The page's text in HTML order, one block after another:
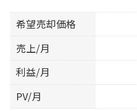
希望売却価格
売上/月
利益/月
PV/月